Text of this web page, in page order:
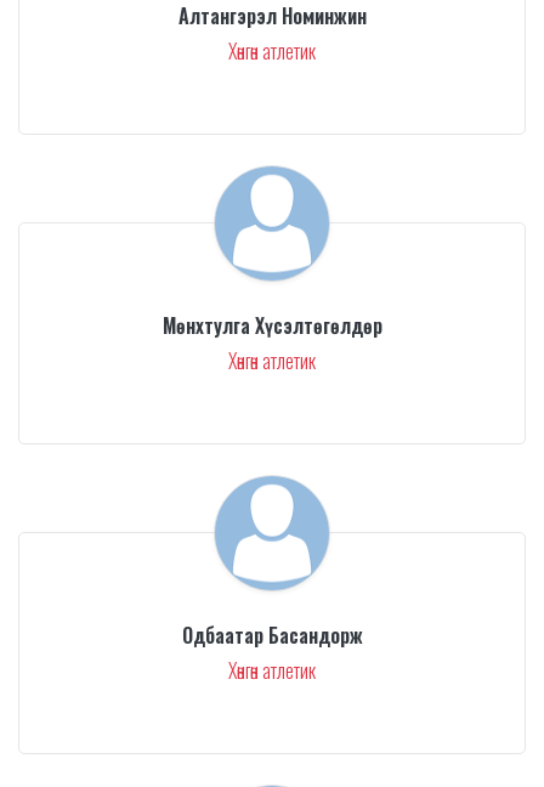
Алтангэрэл Номинжин
Хөнгөн атлетик
Мөнхтулга Хүсэлтөгөлдөр
Хөнгөн атлетик
Одбаатар Басандорж
Хөнгөн атлетик